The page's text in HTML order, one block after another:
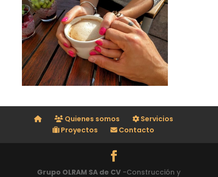
Quienes somos
Servicios
Proyectos
Contacto
Grupo OLRAM SA de CV -Construcción y